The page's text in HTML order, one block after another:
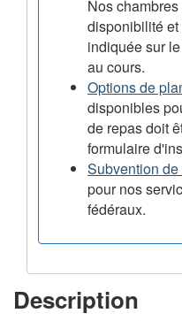
Nos
disponibilité
indiquée sur
au cours.
Options de
disponibles
de repas doit
formulaire
Subvention
pour nos
fédéraux.
Description